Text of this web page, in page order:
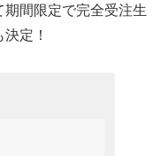
間限定で完全受注生
定！